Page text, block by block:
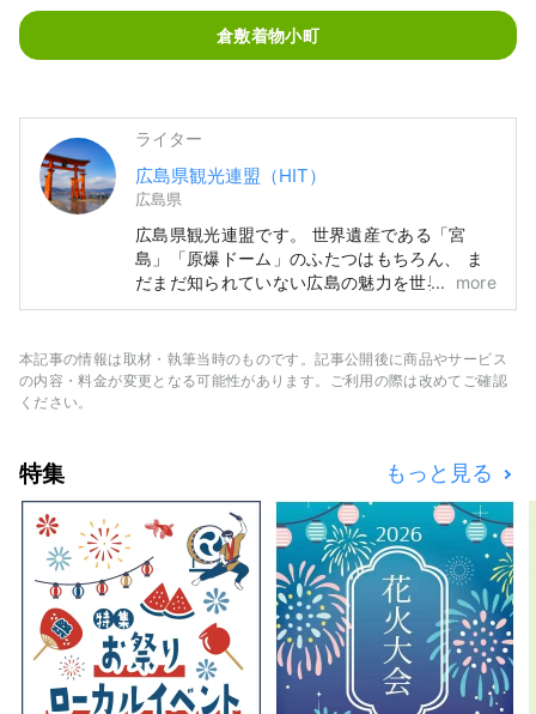
倉敷着物小町
ライター
広島県観光連盟（HIT）
広島県
広島県観光連盟です。 世界遺産である「宮
島」「原爆ドーム」のふたつはもちろん、 ま
だまだ知られていない広島の魅力を世界中に発
信します。 広島といえば‥‥ たっぷりソースの
ン。 広島名物であるカキと、タコ・タイ・ア
ナゴといった四季折々の瀬戸内さかな。 レモ
でのサイクリングやトレッキング、スキー・ス
ノーボードなど アクティビティーも充実。
more
本記事の情報は取材・執筆当時のものです。記事公開後に商品やサービス
の内容・料金が変更となる可能性があります。ご利用の際は改めてご確認
ください。
特集 もっと見る